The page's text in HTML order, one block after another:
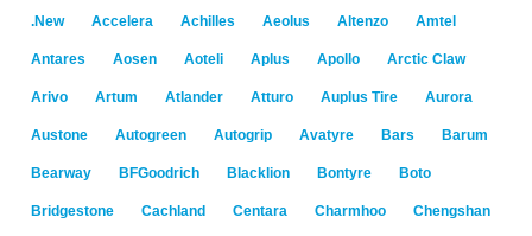
.New Accelera Achilles Aeolus Altenzo Amtel
Antares Aosen Aoteli Aplus Apollo Arctic Claw
Arivo Artum Atlander Atturo Auplus Tire Aurora
Austone Autogreen Autogrip Avatyre Bars Barum
Bearway BFGoodrich Blacklion Bontyre Boto
Bridgestone Cachland Centara Charmhoo Chengshan